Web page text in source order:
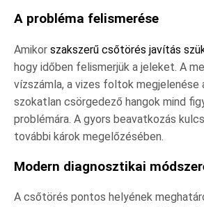
A probléma felismerése
Amikor szakszerű csőtörés javítás
hogy időben felismerjük a jeleket. A
vízszámla, a vizes foltok megjelenése
szokatlan csörgedező hangok mind
problémára. A gyors beavatkozás
további károk megelőzésében.
Modern diagnosztikai
A csőtörés pontos helyének